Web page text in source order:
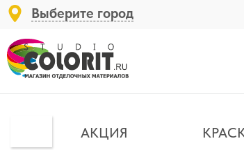
Выберите город
АКЦИЯ